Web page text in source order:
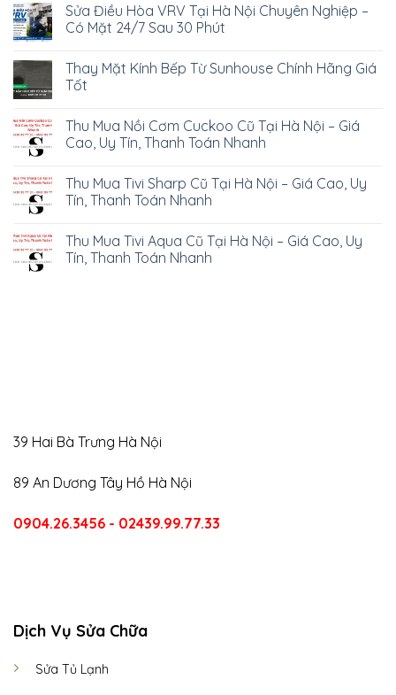
Sửa Điều Hòa VRV Tại Hà Nội Chuyên Nghiệp –
Có Mặt 24/7 Sau 30 Phút
Thay Mặt Kính Bếp Từ Sunhouse Chính Hãng Giá
Tốt
Thu Mua Nồi Cơm Cuckoo Cũ Tại Hà Nội – Giá
Cao, Uy Tín, Thanh Toán Nhanh
Thu Mua Tivi Sharp Cũ Tại Hà Nội – Giá Cao, Uy
Tín, Thanh Toán Nhanh
Thu Mua Tivi Aqua Cũ Tại Hà Nội – Giá Cao, Uy
Tín, Thanh Toán Nhanh
39 Hai Bà Trưng Hà Nội
89 An Dương Tây Hồ Hà Nội
0904.26.3456 - 02439.99.77.33
Dịch Vụ Sửa Chữa
Sửa Tủ Lạnh